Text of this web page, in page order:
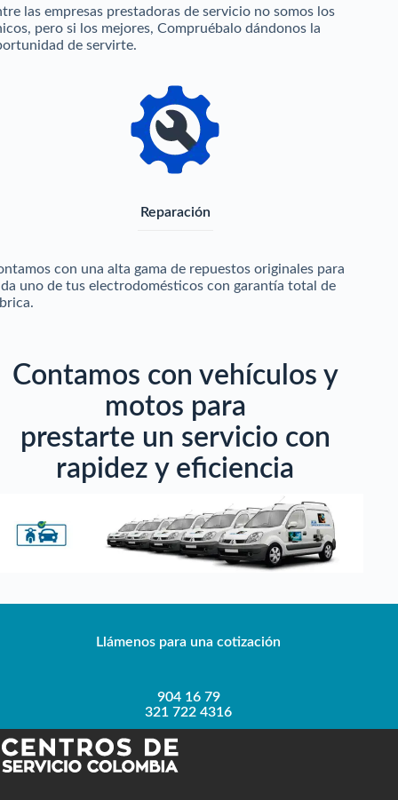
las empresas prestadoras de servicio no somos los
pero si los mejores, Compruébalo dándonos la
de servirte.
Reparación
con una alta gama de repuestos originales para
uno de tus electrodomésticos con garantía total de
Contamos con vehículos y
motos para
prestarte un servicio con
rapidez y eficiencia
Llámenos para una cotización
904 16 79
321 722 4316